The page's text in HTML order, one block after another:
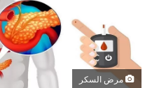
مرض السكر